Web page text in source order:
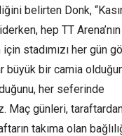
belirten Donk,
hep TT
stadımızı her gün
büyük bir camia
her seferinde
Maç günleri,
takıma olan